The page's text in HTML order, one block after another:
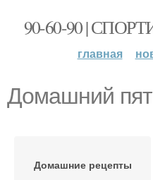
90-60-90 |
главная
Домашний
Домашние рецепты